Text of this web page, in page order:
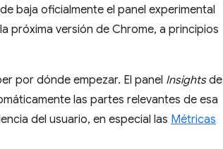
baja oficialmente el panel experimental
próxima versión de Chrome, a principios
por dónde empezar. El panel Insightsde
las partes relevantes de esa
del usuario, en especial las Métricas